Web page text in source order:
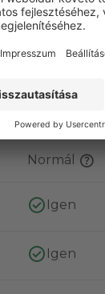
Átmeneti
Normál
Igen
Igen